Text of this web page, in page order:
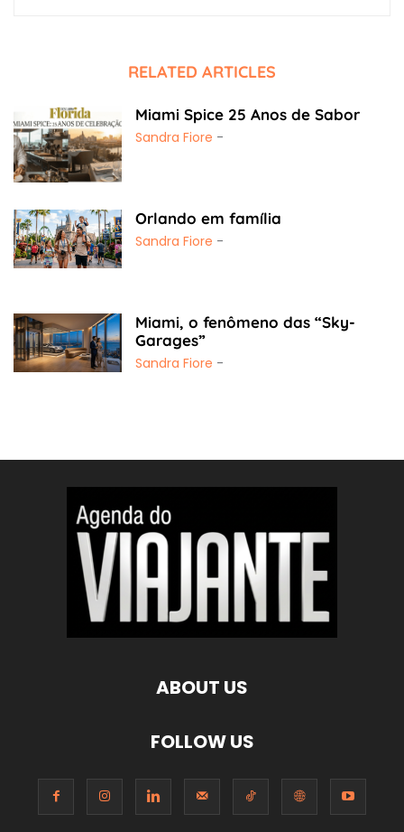
RELATED ARTICLES
Miami Spice 25 Anos de Sabor
Sandra Fiore -
Orlando em família
Sandra Fiore -
Miami, o fenômeno das “Sky-
Garages”
Sandra Fiore -
ABOUT US
FOLLOW US